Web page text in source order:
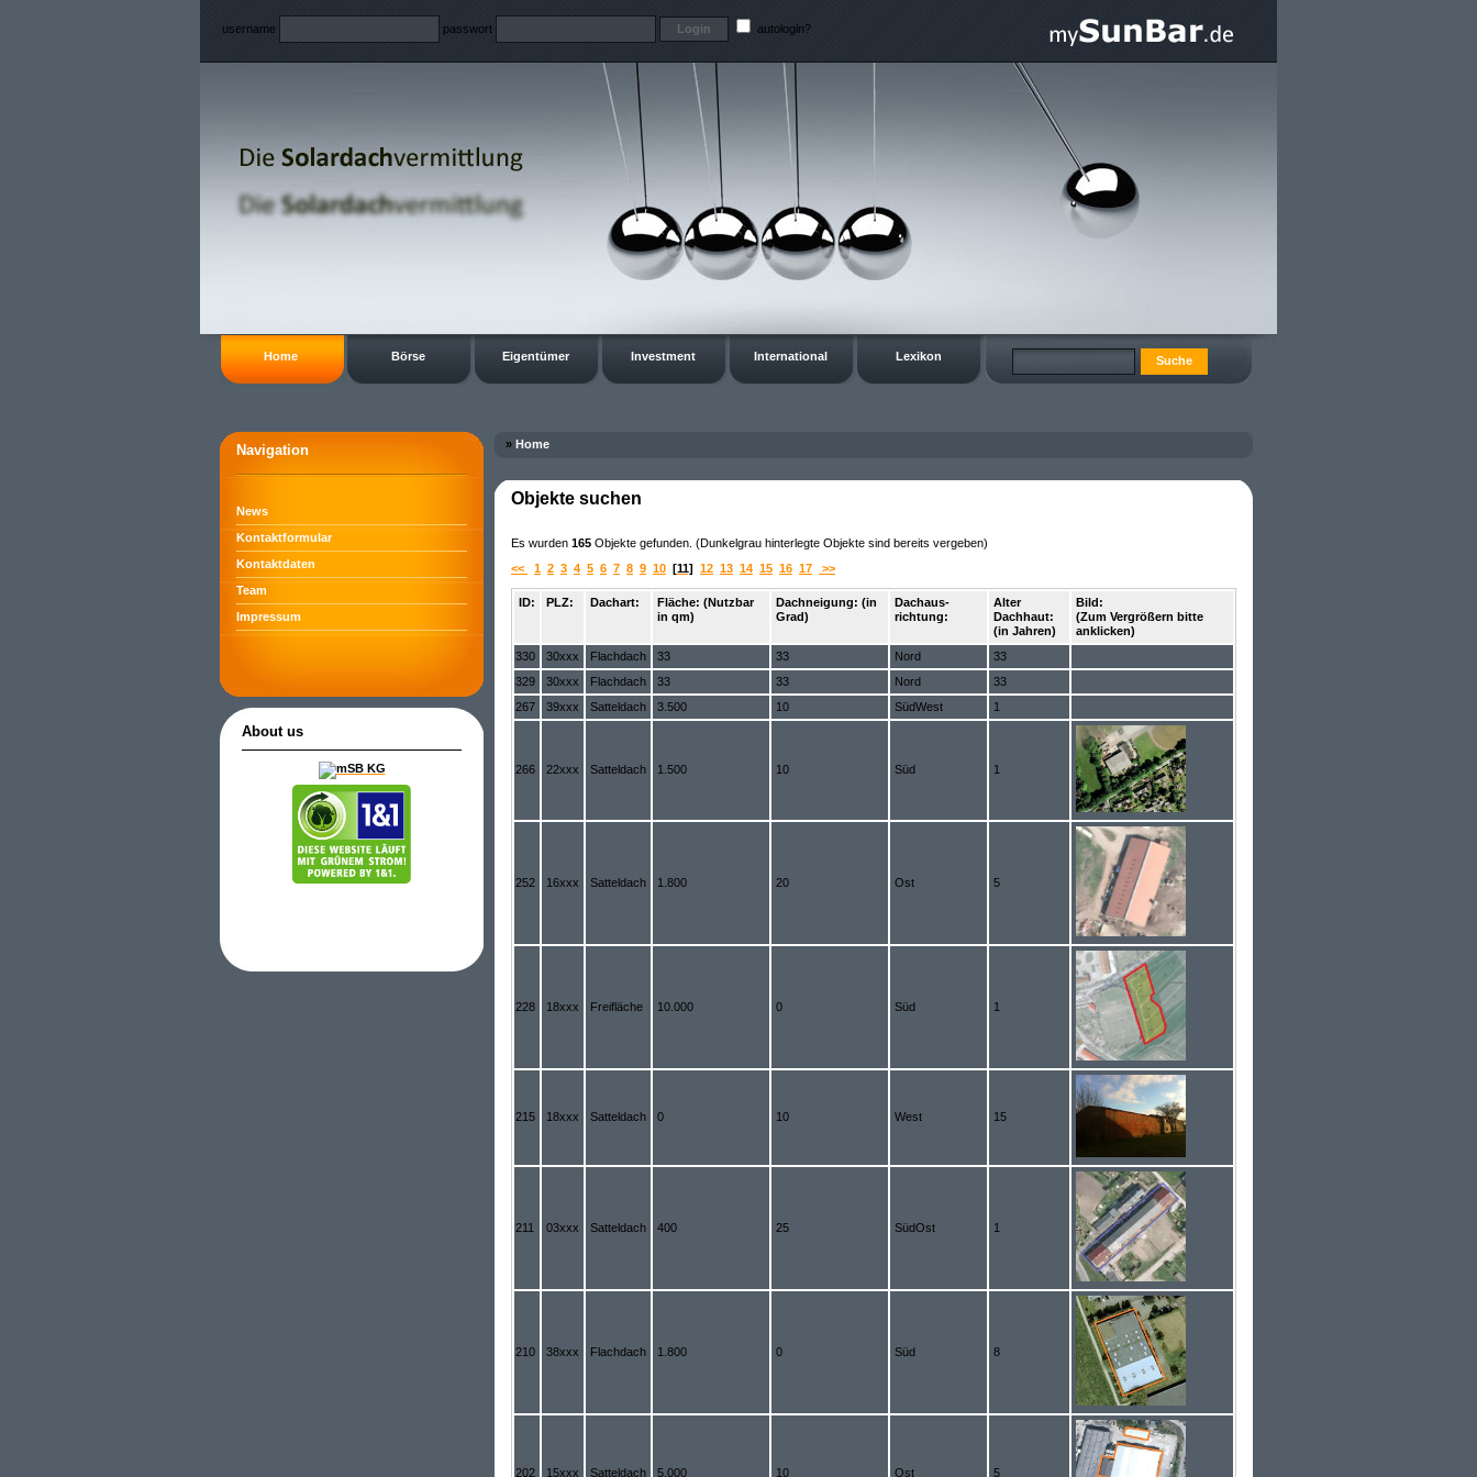
username passwort autologin?
Home Börse Eigentümer Investment International Lexikon
Navigation
News
Kontaktformular
Kontaktdaten
Team
Impressum
About us
» Home
Objekte suchen
Es wurden 165 Objekte gefunden. (Dunkelgrau hinterlegte Objekte sind bereits vergeben)
<<
1 2 3 4 5 6 7 8 9 10 [11] 12 13 14 15 16 17 >>
ID: PLZ: Dachart:
Fläche: (Nutzbar
in qm)
Dachneigung: (in
Grad)
Dachaus-
richtung:
Alter
Dachhaut:
(in Jahren)
Bild:
(Zum Vergrößern bitte
anklicken)
330
30xxx Flachdach 33 33 Nord
33
329
30xxx Flachdach 33 33 Nord
33
267
39xxx Satteldach 3.500 10 SüdWest 1
266 22xxx Satteldach 1.500 10 Süd 1
252 16xxx Satteldach 1.800 20 Ost 5
228 18xxx Freifläche 10.000 0 Süd 1
215 18xxx Satteldach 0 10 West 15
211 03xxx Satteldach 400 25 SüdOst 1
210 38xxx Flachdach 1.800 0 Süd 8
202 15xxx Satteldach 5.000 10 Ost 5